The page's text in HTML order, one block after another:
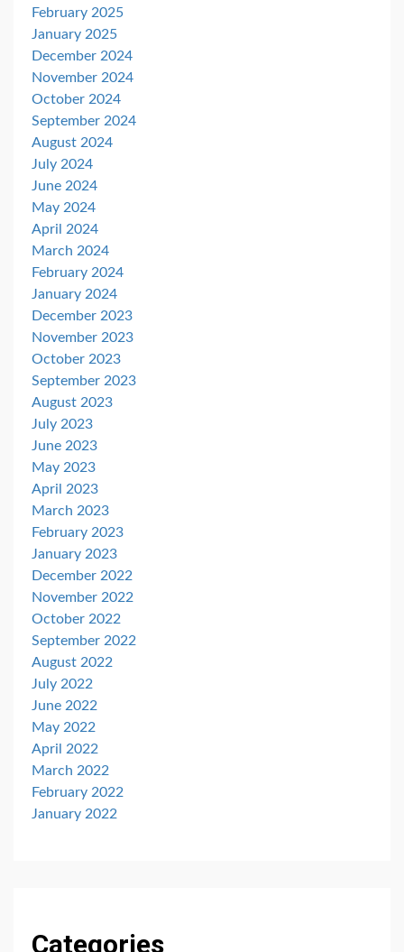
February 2025
January 2025
December 2024
November 2024
October 2024
September 2024
August 2024
July 2024
June 2024
May 2024
April 2024
March 2024
February 2024
January 2024
December 2023
November 2023
October 2023
September 2023
August 2023
July 2023
June 2023
May 2023
April 2023
March 2023
February 2023
January 2023
December 2022
November 2022
October 2022
September 2022
August 2022
July 2022
June 2022
May 2022
April 2022
March 2022
February 2022
January 2022
Categories